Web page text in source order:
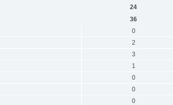
24
36
0
2
3
1
0
0
0